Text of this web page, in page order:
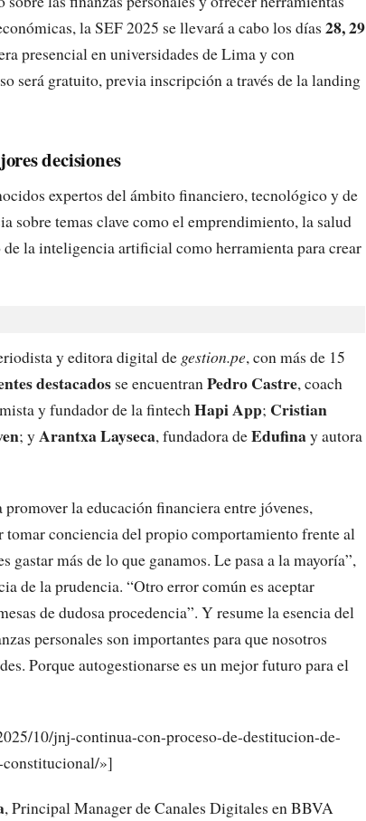
la SEF 2025 se llevará a cabo los días 28, 29
presencial en universidades de Lima y con
será gratuito, previa inscripción a través de la landing
decisiones
expertos del ámbito financiero, tecnológico y de
sobre temas clave como el emprendimiento, la salud
la inteligencia artificial como herramienta para crear
y editora digital de gestion.pe, con más de 15
destacados se encuentran Pedro Castre, coach
y fundador de la fintech Hapi App; Cristian
; yArantxa Layseca, fundadora deEdufinay autora
la educación financiera entre jóvenes,
tomar conciencia del propio comportamiento frente al
más de lo que ganamos. Le pasa a la mayoría”,
de la prudencia. “Otro error común es aceptar
de dudosa procedencia”. Y resume la esencia del
personales son importantes para que nosotros
Porque autogestionarse es un mejor futuro para el
10/jnj-continua-con-proceso-de-destitucion-de-
constitucional/»]
, Principal Manager de Canales Digitales en BBVA